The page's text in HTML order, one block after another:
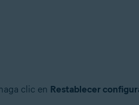
clic en Restablecer